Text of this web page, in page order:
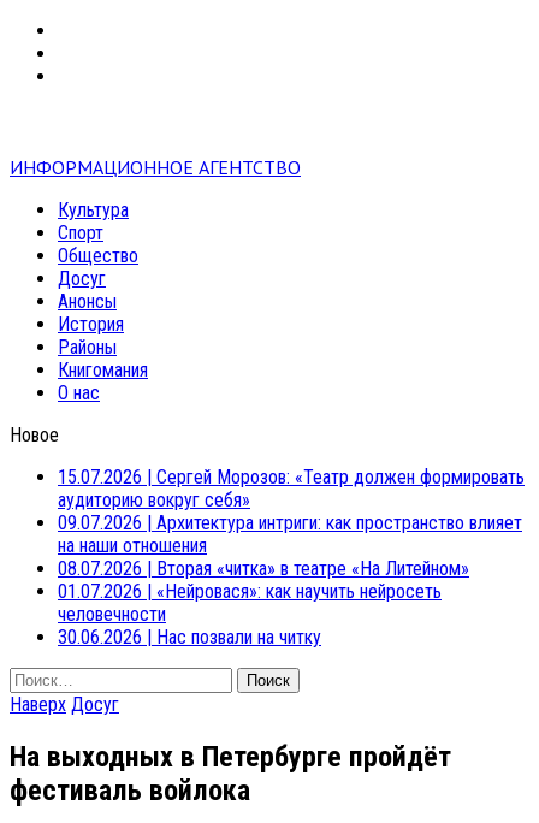
ИНФОРМАЦИОННОЕ АГЕНТСТВО
Культура
Спорт
Общество
Досуг
Анонсы
История
Районы
Книгомания
О нас
Новое
15.07.2026 | Сергей Морозов: «Театр должен формировать
аудиторию вокруг себя»
09.07.2026 | Архитектура интриги: как пространство влияет
на наши отношения
08.07.2026 | Вторая «читка» в театре «На Литейном»
01.07.2026 | «Нейровася»: как научить нейросеть
человечности
30.06.2026 | Нас позвали на читку
Найти:
Наверх Досуг
На выходных в Петербурге пройдёт
фестиваль войлока